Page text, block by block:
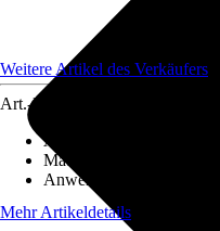
Weitere Artikel des Verkäufers
Art.-Nr.
Artikeltyp
Material
Anwendung
Mehr Artikeldetails